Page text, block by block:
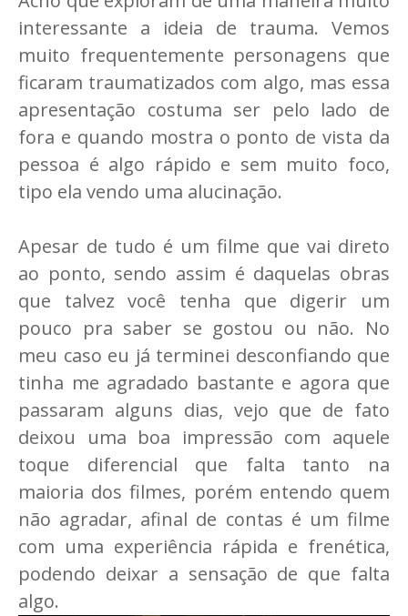
interessante a ideia de trauma. Vemos
muito frequentemente personagens que
ficaram traumatizados com algo, mas essa
apresentação costuma ser pelo lado de
fora e quando mostra o ponto de vista da
pessoa é algo rápido e sem muito foco,
tipo ela vendo uma alucinação.
Apesar de tudo é um filme que vai direto
ao ponto, sendo assim é daquelas obras
que talvez você tenha que digerir um
pouco pra saber se gostou ou não. No
meu caso eu já terminei desconfiando que
tinha me agradado bastante e agora que
passaram alguns dias, vejo que de fato
deixou uma boa impressão com aquele
toque diferencial que falta tanto na
maioria dos filmes, porém entendo quem
não agradar, afinal de contas é um filme
com uma experiência rápida e frenética,
podendo deixar a sensação de que falta
algo.